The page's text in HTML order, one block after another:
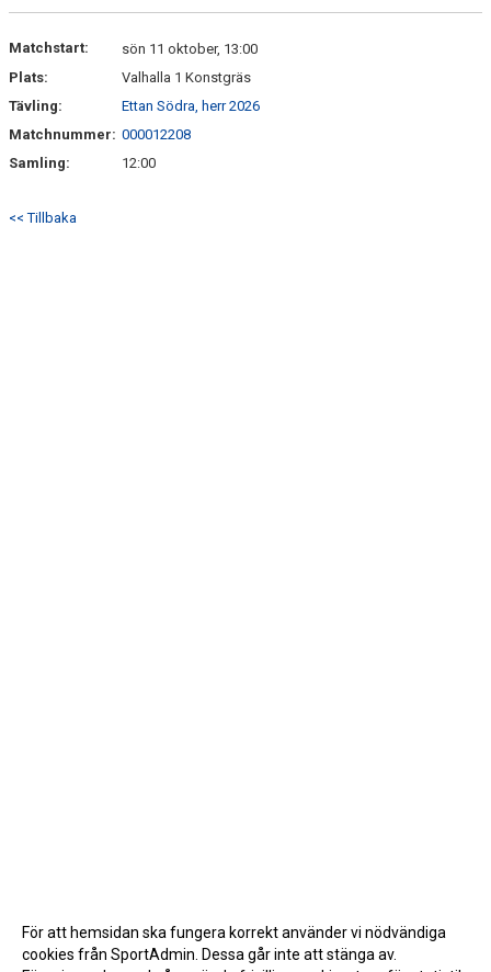
Matchstart:
sön 11 oktober, 13:00
Plats:
Valhalla 1 Konstgräs
Tävling:
Ettan Södra, herr 2026
Matchnummer: 000012208
Samling:
12:00
<< Tillbaka
För att hemsidan ska fungera korrekt använder vi nödvändiga
cookies från SportAdmin. Dessa går inte att stänga av.